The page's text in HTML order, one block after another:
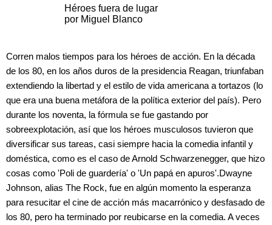
Héroes fuera de lugar
por Miguel Blanco
Corren malos tiempos para los héroes de acción. En la década
de los 80, en los años duros de la presidencia Reagan, triunfaban
extendiendo la libertad y el estilo de vida americana a tortazos (lo
que era una buena metáfora de la política exterior del país). Pero
durante los noventa, la fórmula se fue gastando por
sobreexplotación, así que los héroes musculosos tuvieron que
diversificar sus tareas, casi siempre hacia la comedia infantil y
doméstica, como es el caso de Arnold Schwarzenegger, que hizo
cosas como 'Poli de guardería' o 'Un papá en apuros'.Dwayne
Johnson, alias The Rock, fue en algún momento la esperanza
para resucitar el cine de acción más macarrónico y desfasado de
los 80, pero ha terminado por reubicarse en la comedia. A veces